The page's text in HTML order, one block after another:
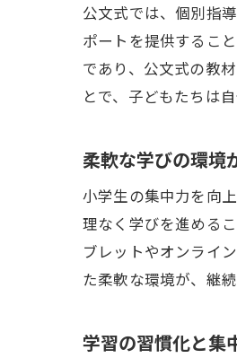
公文式では、個別指
ポートを提供するこ
であり、公文式の教
とで、子どもたちは
柔軟な学びの環境
小学生の集中力を向
理なく学びを進める
ブレットやオンライ
た柔軟な環境が、継
学習の習慣化と集